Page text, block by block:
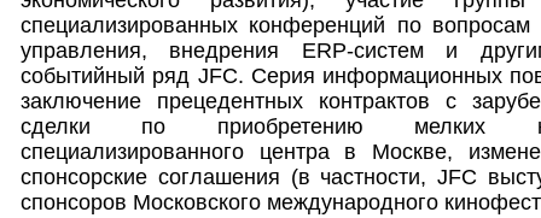
специализированных конференций по вопросам
управления, внедрения ERP-систем и
событийный ряд JFC. Серия информационных
заключение прецедентных контрактов с
сделки по приобретению мелких
специализированного центра в Москве,
спонсорские соглашения (в частности, JFC
спонсоров Московского международного